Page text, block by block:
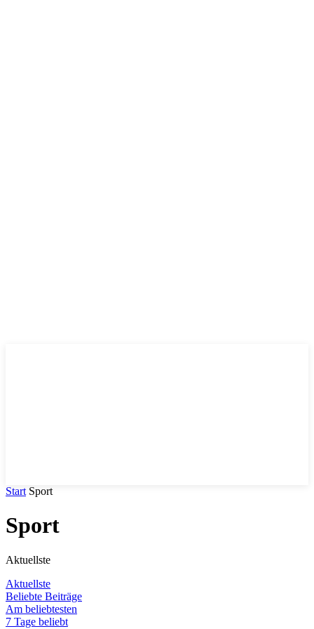
Start Sport
Sport
Aktuellste
Aktuellste
Beliebte Beiträge
Am beliebtesten
7 Tage beliebt